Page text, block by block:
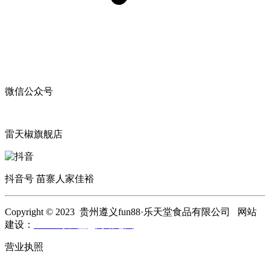
微信公众号
雷天椒旗舰店
抖音号 苗寨人家佳裕
Copyright © 2023 贵州遵义fun88·乐天堂食品有限公司 网站
建设：
营业执照